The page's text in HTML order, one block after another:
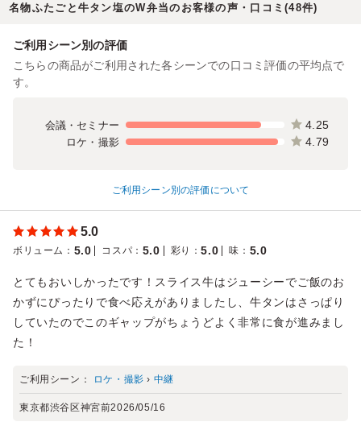
名物ふたごと牛タン塩のW弁当のお客様の声・口コミ(48件)
ご利用シーン別の評価
こちらの商品がご利用された各シーンでの口コミ評価の平均点で
す。
会議・セミナー 4.25
ロケ・撮影 4.79
ご利用シーン別の評価について
5.0
ボリューム ： 5.0 コスパ ： 5.0 彩り ：5.0 味 ： 5.0
とてもおいしかったです！スライス牛はジューシーでご飯のお
かずにぴったりで食べ応えがありましたし、牛タンはさっぱり
していたのでこのギャップがちょうどよく非常に食が進みまし
た！
ご利用シーン： ロケ・撮影 › 中継
東京都渋谷区神宮前2026/05/16